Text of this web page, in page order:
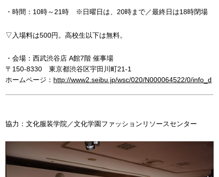
・時間：10時～21時 ※日曜日は、20時まで／最終日は18時閉場
▽入場料は500円。高校生以下は無料。
・会場：西武渋谷店 A館7階 催事場
〒150-8330 東京都渋谷区宇田川町21-1
ホームページ： http://www2.seibu.jp/wsc/020/N000064522/0/info_d
協力：文化服装学院／文化学園ファッションリソースセンター